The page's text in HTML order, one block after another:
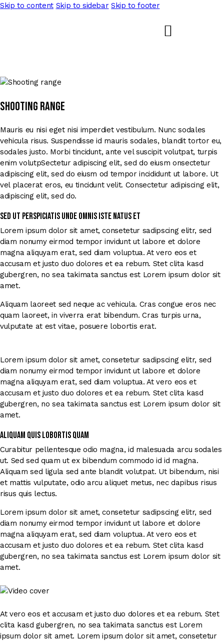
Skip to content Skip to sidebar Skip to footer
Shooting range
Mauris eu nisi eget nisi imperdiet vestibulum. Nunc sodales
vehicula risus. Suspendisse id mauris sodales, blandit tortor eu,
sodales justo. Morbi tincidunt, ante vel suscipit volutpat, turpis
enim volutpSectetur adipiscing elit, sed do eiusm onsectetur
adipiscing elit, sed do eiusm od tempor incididunt ut labore. Ut
vel placerat eros, eu tincidunt velit. Consectetur adipiscing elit,
adipiscing elit, sed do.
Sed ut perspiciatis unde omnis iste natus et
Lorem ipsum dolor sit amet, consetetur sadipscing elitr, sed
diam nonumy eirmod tempor invidunt ut labore et dolore
magna aliquyam erat, sed diam voluptua. At vero eos et
accusam et justo duo dolores et ea rebum. Stet clita kasd
gubergren, no sea takimata sanctus est Lorem ipsum dolor sit
amet.
Aliquam laoreet sed neque ac vehicula. Cras congue eros nec
quam laoreet, in viverra erat bibendum. Cras turpis urna,
vulputate at est vitae, posuere lobortis erat.
Lorem ipsum dolor sit amet, consetetur sadipscing elitr, sed
diam nonumy eirmod tempor invidunt ut labore et dolore
magna aliquyam erat, sed diam voluptua. At vero eos et
accusam et justo duo dolores et ea rebum. Stet clita kasd
gubergren, no sea takimata sanctus est Lorem ipsum dolor sit
amet.
Aliquam quis lobortis quam
Curabitur pellentesque odio magna, id malesuada arcu sodales
ut. Sed sed quam ut ex bibendum commodo id id magna.
Aliquam sed ligula sed ante blandit volutpat. Ut bibendum, nisi
et mattis vulputate, odio arcu aliquet metus, nec dapibus risus
risus quis lectus.
Lorem ipsum dolor sit amet, consetetur sadipscing elitr, sed
diam nonumy eirmod tempor invidunt ut labore et dolore
magna aliquyam erat, sed diam voluptua. At vero eos et
accusam et justo duo dolores et ea rebum. Stet clita kasd
gubergren, no sea takimata sanctus est Lorem ipsum dolor sit
amet.
At vero eos et accusam et justo duo dolores et ea rebum. Stet
clita kasd gubergren, no sea takimata sanctus est Lorem
ipsum dolor sit amet. Lorem ipsum dolor sit amet, consetetur